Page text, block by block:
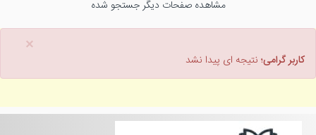
مشاهده صفحات دیگر جستجو شده
×
کاربر گرامی؛ نتیجه ای پیدا نشد